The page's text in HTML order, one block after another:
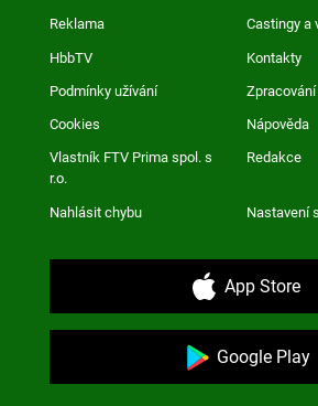
Reklama Castingy a
HbbTV Kontakty
Podmínky užívání
Cookies Nápověda
Vlastník FTV Prima spol. s
r.o.
Redakce
Nahlásit chybu Nastavení
App Store
Google Play